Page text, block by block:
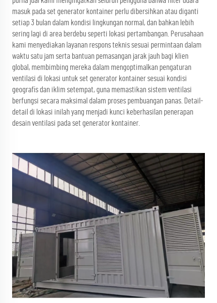
masuk pada set generator kontainer perlu dibersihkan atau diganti
setiap 3 bulan dalam kondisi lingkungan normal, dan bahkan lebih
sering lagi di area berdebu seperti lokasi pertambangan. Perusahaan
kami menyediakan layanan respons teknis sesuai permintaan dalam
waktu satu jam serta bantuan pemasangan jarak jauh bagi klien
global, membimbing mereka dalam mengoptimalkan pengaturan
ventilasi di lokasi untuk set generator kontainer sesuai kondisi
geografis dan iklim setempat, guna memastikan sistem ventilasi
berfungsi secara maksimal dalam proses pembuangan panas. Detail-
detail di lokasi inilah yang menjadi kunci keberhasilan penerapan
desain ventilasi pada set generator kontainer.